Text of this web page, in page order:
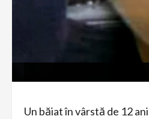
Un băiat în vârstă de 12